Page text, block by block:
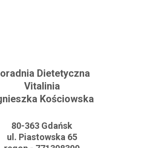
Dietetyczna
Vitalinia
Kościowska
80-363 Gdańsk
ul. Piastowska 65